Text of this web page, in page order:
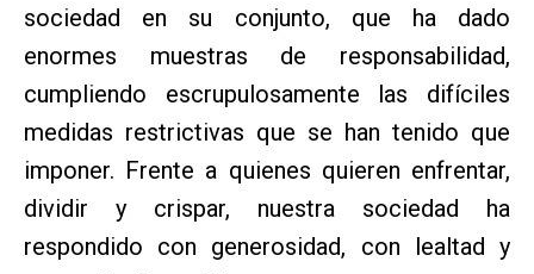
sociedad en su conjunto, que ha dado
enormes muestras de responsabilidad,
cumpliendo escrupulosamente las difíciles
medidas restrictivas que se han tenido que
imponer. Frente a quienes quieren enfrentar,
dividir y crispar, nuestra sociedad ha
respondido con generosidad, con lealtad y